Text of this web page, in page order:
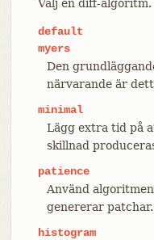
Välj en diff-
default
myers
Den
närvarande är
minimal
Lägg extra tid på
skillnad
patience
Använd
genererar patchar.
histogram